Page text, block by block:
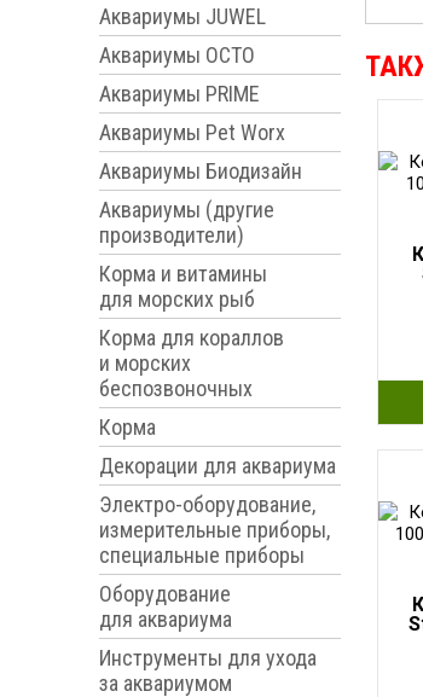
Аквариумы JUWEL
Аквариумы OCTO
Аквариумы PRIME
Аквариумы Pet Worx
Аквариумы Биодизайн
Аквариумы (другие
производители)
Корма и витамины
для морских рыб
Корма для кораллов
и морских
беспозвоночных
Корма
Декорации для аквариума
Электро-оборудование,
измерительные приборы,
специальные приборы
Оборудование
для аквариума
Инструменты для ухода
за аквариумом